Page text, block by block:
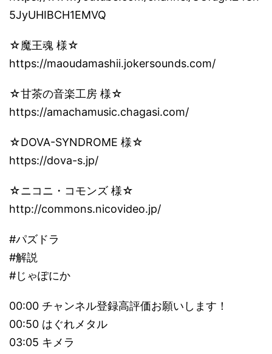
5JyUHIBCH1EMVQ
☆魔王魂 様☆
https://maoudamashii.jokersounds.com/
☆甘茶の音楽工房 様☆
https://amachamusic.chagasi.com/
☆DOVA-SYNDROME 様☆
https://dova-s.jp/
☆ニコニ・コモンズ 様☆
http://commons.nicovideo.jp/
#パズドラ
#解説
#じゃぽにか
00:00 チャンネル登録高評価お願いします！
00:50 はぐれメタル
03:05 キメラ